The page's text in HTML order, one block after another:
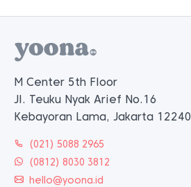
M Center 5th Floor
Jl. Teuku Nyak Arief No.16
Kebayoran Lama, Jakarta 12240
(021) 5088 2965
(0812) 8030 3812
hello@yoona.id